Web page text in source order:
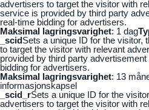
advertisers to target the visitor with
service is provided by third party
real-time bidding for advertisers.
Maksimal lagringsvarighet: 1 dag
_scidSets a unique ID for the visitor,
to target the visitor with relevant
provided by third party
bidding for advertisers.
Maksimal lagringsvarighet: 13
informasjonskapsel
_scid_rSets a unique ID for the
advertisers to target the visitor with